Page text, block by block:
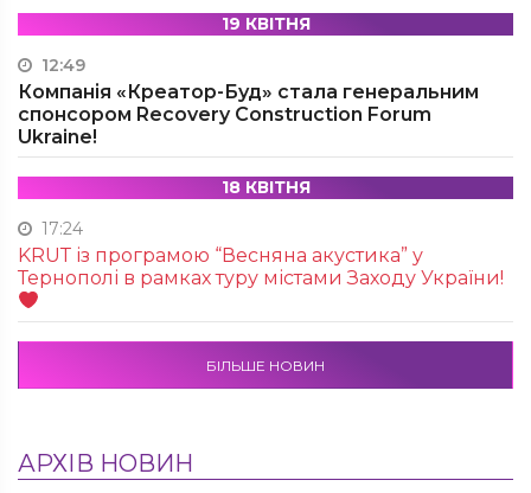
19 КВІТНЯ
12:49
Компанія «Креатор-Буд» стала генеральним
спонсором Recovery Construction Forum
Ukraine!
18 КВІТНЯ
17:24
KRUТ із програмою “Весняна акустика” у
Тернополі в рамках туру містами Заходу України!
БІЛЬШЕ НОВИН
АРХІВ НОВИН